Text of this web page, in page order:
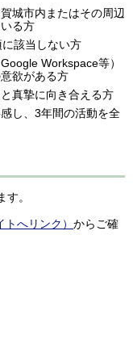
城市内またはその周辺
る方
該当しない方
Workspace等）
欲がある方
真摯に向き合える方
し、3年間の活動を全
。
へリンク） からご確